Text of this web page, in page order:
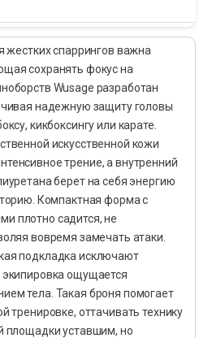
жестких спаррингов важна
сохранять фокус на
Wusage разработан
надежную защиту головы
кикбоксингу или карате.
искусственной кожи
трение, а внутренний
берет на себя энергию
Компактная форма с
плотно садится, не
вовремя замечать атаки.
подкладка исключают
ощущается
тела. Такая броня помогает
тренировке, оттачивать технику
площадки уставшим, но